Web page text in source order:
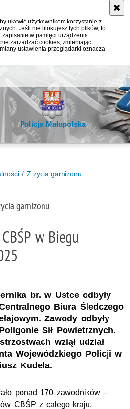
ułatwić użytkownikom korzystanie z
Jeśli nie blokujesz tych plików, to
w pamięci urządzenia.
zarządzać cookies, zmieniając
ustawienia przeglądarki oznacza
Policja Małopolska
Z życia garnizonu
garnizonu
w Biegu
br. w Ustce odbyły
Biura Śledczego
Zawody odbyły
Sił Powietrznych.
wziął udział
Wojewódzkiego Policji w
Kudela.
ponad 170 zawodników –
CBŚP z całego kraju.